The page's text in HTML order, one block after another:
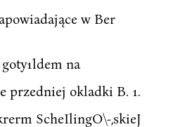
w Ber
na
przedniej okladki B. 1.
ScheIlingO\-,skieJ